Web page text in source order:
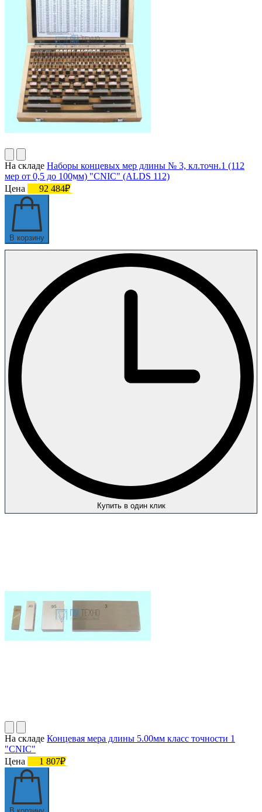
На складе Наборы концевых мер длины № 3, кл.точн.1 (112
мер от 0,5 до 100мм) "CNIC" (ALDS 112)
Цена
92 484₽
В корзину
Купить в один клик
На складе Концевая мера длины 5.00мм класс точности 1
"CNIC"
Цена
1 807₽